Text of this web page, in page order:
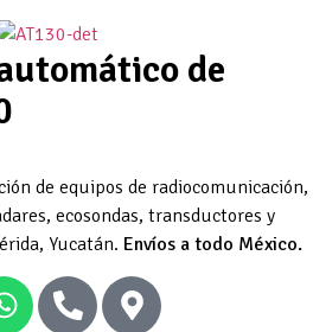
de
de equipos de radiocomunicación,
ecosondas, transductores y
Yucatán. Envíos a todo México.